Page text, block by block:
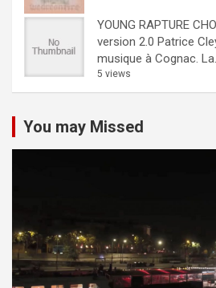
YOUNG RAPTURE
version 2.0 Patrice
musique à Cognac.
5 views
You may Missed